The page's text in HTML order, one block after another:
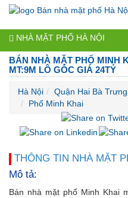
NHÀ MẶT PHỐ HÀ NỘI
BÁN NHÀ MẶT PHỐ MINH
MT:9M LÔ GÓC GIÁ 24TỶ
Hà Nội Quận Hai Bà Trưng
Phố Minh Khai
THÔNG TIN NHÀ MẶT
Mô tả:
Bán nhà mặt phố Minh Khai